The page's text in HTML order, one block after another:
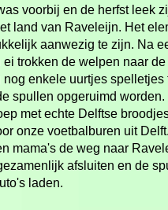
voorbij en de herfst leek
land van Raveleijn. Het
aanwezig te zijn. Na
trokken de welpen naar de
enkele uurtjes spelletjes
spullen opgeruimd worden.
met echte Delftse
onze voetbalburen uit
mama's de weg naar
afsluiten en de
laden.